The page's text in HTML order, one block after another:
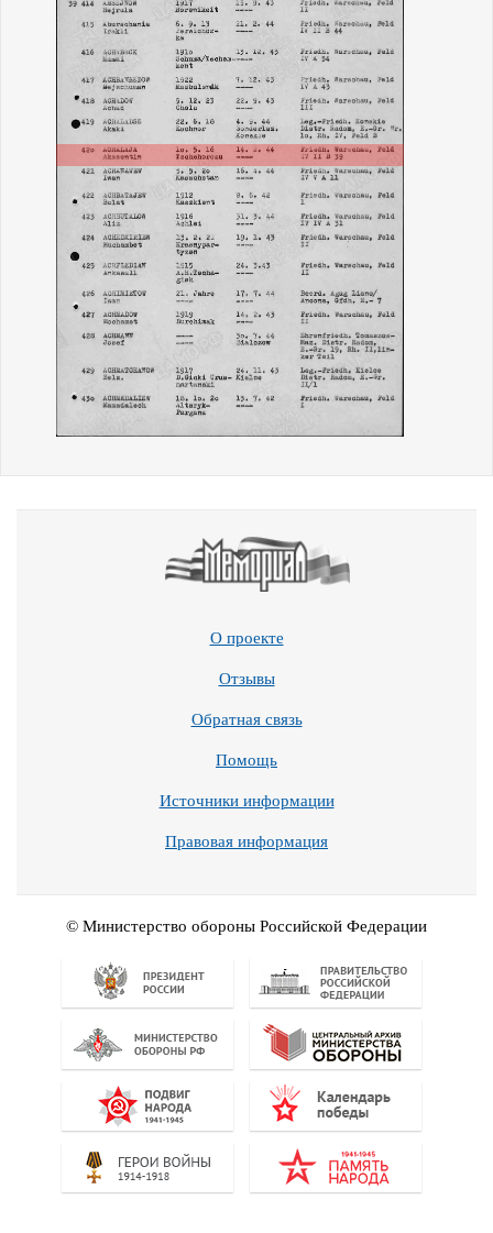
О проекте
Отзывы
Обратная связь
Помощь
Источники информации
Правовая информация
© Министерство обороны Российской Федерации